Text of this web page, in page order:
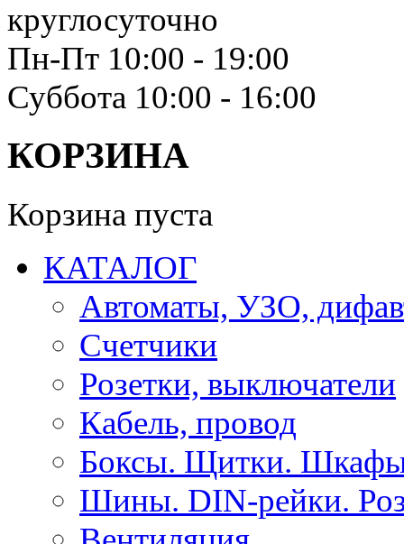
круглосуточно
Пн-Пт 10:00 - 19:00
Суббота 10:00 - 16:00
КОРЗИНА
Корзина пуста
КАТАЛОГ
Автоматы, УЗО,
Счетчики
Розетки, выключатели
Кабель, провод
Боксы. Щитки.
Шины. DIN-рейки.